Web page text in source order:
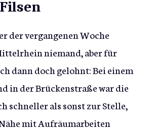
der vergangenen Woche
niemand, aber für
dann doch gelohnt: Bei einem
in der Brückenstraße war die
schneller als sonst zur Stelle,
mit Aufräumarbeiten